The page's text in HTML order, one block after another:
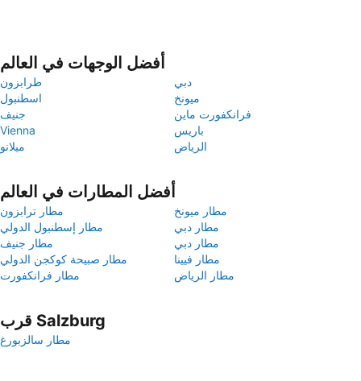
أفضل الوجهات في العالم
طرابزون
دبي
اسطنبول
ميونخ
جنيف
فرانكفورت ماين
Vienna
باريس
ميلانو
الرياض
أفضل المطارات في العالم
مطار ترابزون
مطار ميونخ
مطار إسطنبول الدولي
مطار دبي
مطار جنيف
مطار دبي
مطار صبيحة كوكجن الدولي
مطار فيينا
مطار فرانكفورت
مطار الرياض
قرب Salzburg
مطار سالزبورغ